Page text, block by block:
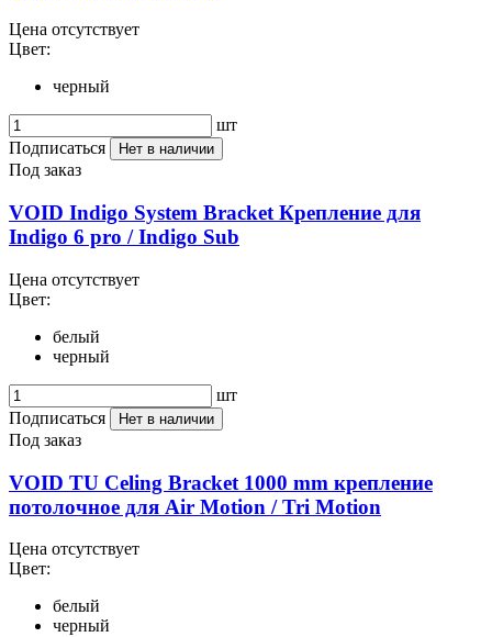
Цена отсутствует
Цвет:
черный
шт
Подписаться
Нет в наличии
Под заказ
VOID Indigo System Bracket Крепление для
Indigo 6 pro / Indigo Sub
Цена отсутствует
Цвет:
белый
черный
шт
Подписаться
Нет в наличии
Под заказ
VOID TU Celing Bracket 1000 mm крепление
потолочное для Air Motion / Tri Motion
Цена отсутствует
Цвет:
белый
черный